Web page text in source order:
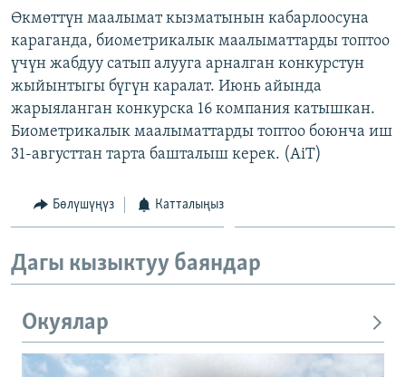
ДАНИСТЕ
ЭЖЕ-СИҢДИЛЕР
АЗАТТЫК+
ЫҢГАЙСЫЗ СУРООЛОР
ОНЛАЙН ШЕРИНЕ
Өкмөттүн маалымат кызматынын кабарлоосуна
караганда, биометрикалык маалыматтарды топтоо
үчүн жабдуу сатып алууга арналган конкурстун
жыйынтыгы бүгүн каралат. Июнь айында
жарыяланган конкурска 16 компания катышкан.
Биометрикалык маалыматтарды топтоо боюнча иш
31-августтан тарта башталыш керек. (AiT)
Бөлүшүңүз Катталыңыз
Дагы кызыктуу баяндар
Окуялар